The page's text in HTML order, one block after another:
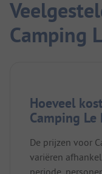
Camping
Hoeveel
Camping Le
De prijzen voor
variëren
periode,